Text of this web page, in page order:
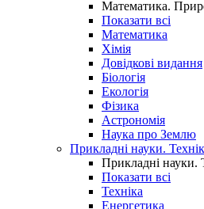
Математика.
Показати всі
Математика
Хімія
Довідкові видання
Біологія
Екологія
Фізика
Астрономія
Наука про Землю
Прикладні науки.
Прикладні науки.
Показати всі
Техніка
Енергетика